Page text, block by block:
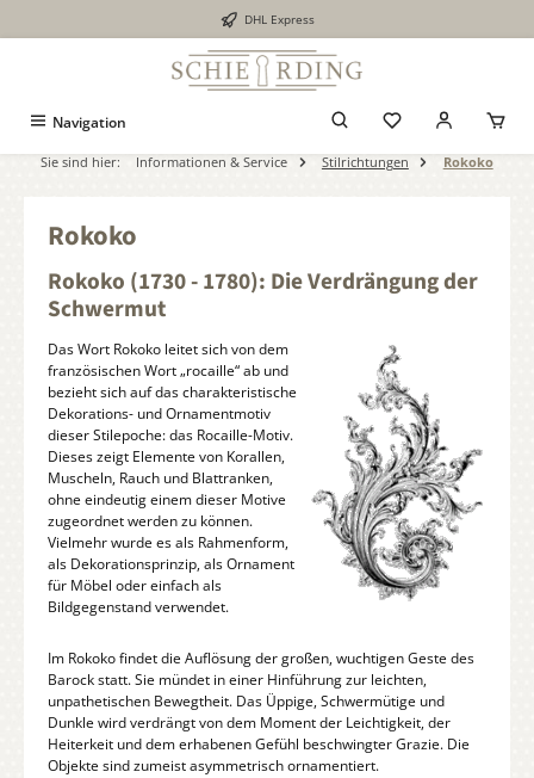
DHL Express
Navigation
Sie sind hier: Informationen & Service Stilrichtungen Rokoko
Rokoko
Rokoko (1730 - 1780): Die Verdrängung der
Schwermut
Das Wort Rokoko leitet sich von dem
französischen Wort „rocaille“ ab und
bezieht sich auf das charakteristische
Dekorations- und Ornamentmotiv
dieser Stilepoche: das Rocaille-Motiv.
Dieses zeigt Elemente von Korallen,
Muscheln, Rauch und Blattranken,
ohne eindeutig einem dieser Motive
zugeordnet werden zu können.
Vielmehr wurde es als Rahmenform,
als Dekorationsprinzip, als Ornament
für Möbel oder einfach als
Bildgegenstand verwendet.
Im Rokoko findet die Auflösung der großen, wuchtigen Geste des
Barock statt. Sie mündet in einer Hinführung zur leichten,
unpathetischen Bewegtheit. Das Üppige, Schwermütige und
Dunkle wird verdrängt von dem Moment der Leichtigkeit, der
Heiterkeit und dem erhabenen Gefühl beschwingter Grazie. Die
Objekte sind zumeist asymmetrisch ornamentiert.